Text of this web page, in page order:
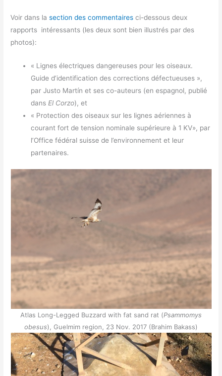
Voir dans lasection des commentaires ci-dessous deux
rapports intéressants (les deux sont bien illustrés par des
photos):
« Lignes électriques dangereuses pour les oiseaux.
Guide d’identification des corrections défectueuses »,
par Justo Martín et ses co-auteurs (en espagnol, publié
dans El Corzo), et
« Protection des oiseaux sur les lignes aériennes à
courant fort de tension nominale supérieure à 1 KV», par
l’Office fédéral suisse de l’environnement et leur
partenaires.
Atlas Long-Legged Buzzard with fat sand rat (Psammomys
obesus), Guelmim region, 23 Nov. 2017 (Brahim Bakass)